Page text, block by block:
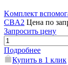
Kомплект
CBA2 Цена по
Запросить цену
Подробнее
Купить в 1 клик